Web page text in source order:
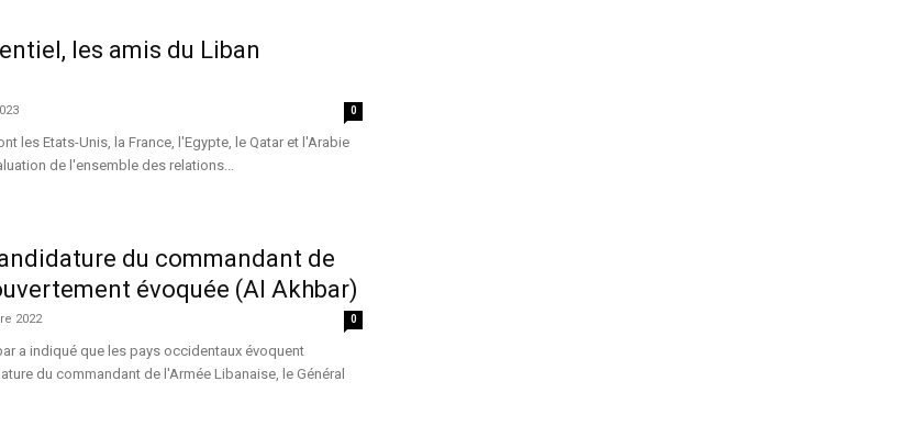
les amis du Liban
0
les Etats-Unis, la France, l'Egypte, le Qatar et l'Arabie
de l'ensemble des relations...
du commandant de
évoquée (Al Akhbar)
2022 0
a indiqué que les pays occidentaux évoquent
du commandant de l'Armée Libanaise, le Général